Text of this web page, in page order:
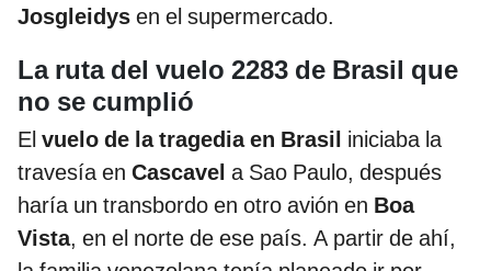
Josgleidys en el supermercado.
La ruta del vuelo 2283 de Brasil que
no se cumplió
El vuelo de la tragedia en Brasil iniciaba la
travesía en Cascavel a Sao Paulo, después
haría un transbordo en otro avión en Boa
Vista, en el norte de ese país. A partir de ahí,